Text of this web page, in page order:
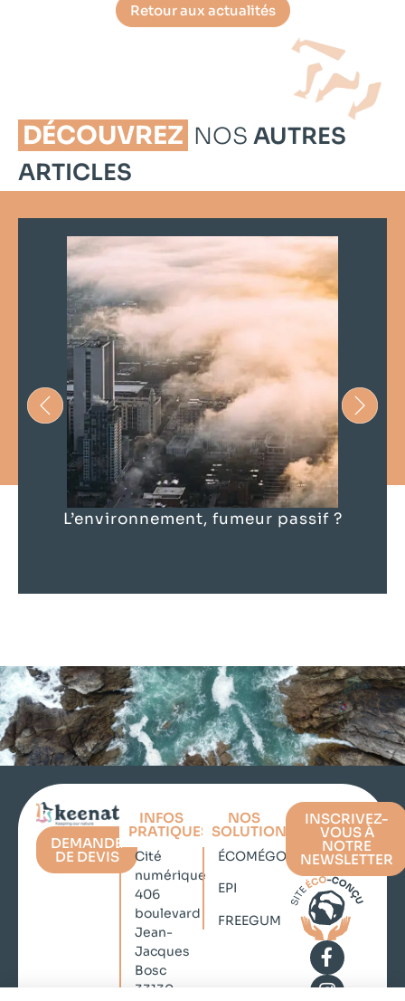
Retour aux actualités
DÉCOUVREZ NOS AUTRES
ARTICLES
L’environnement, fumeur passif ?
DEMANDE
DE DEVIS
INFOS
PRATIQUES
Cité
numérique
406
boulevard
Jean-
Jacques
Bosc
33130
NOS
SOLUTIONS
ÉCOMÉGOT
EPI
FREEGUM
INSCRIVEZ-
VOUS À
NOTRE
NEWSLETTER